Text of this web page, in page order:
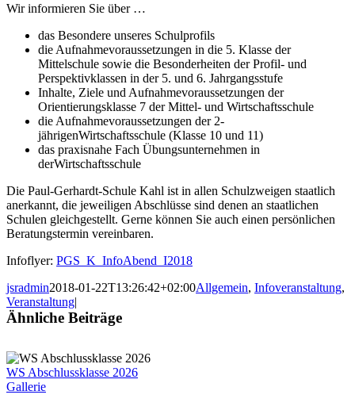
Wir informieren Sie über …
das Besondere unseres Schulprofils
die Aufnahmevoraussetzungen in die 5. Klasse der
Mittelschule sowie die Besonderheiten der Profil- und
Perspektivklassen in der 5. und 6. Jahrgangsstufe
Inhalte, Ziele und Aufnahmevoraussetzungen der
Orientierungsklasse 7 der Mittel- und Wirtschaftsschule
die Aufnahmevoraussetzungen der 2-
jährigenWirtschaftsschule (Klasse 10 und 11)
das praxisnahe Fach Übungsunternehmen in
derWirtschaftsschule
Die Paul-Gerhardt-Schule Kahl ist in allen Schulzweigen staatlich
anerkannt, die jeweiligen Abschlüsse sind denen an staatlichen
Schulen gleichgestellt. Gerne können Sie auch einen persönlichen
Beratungstermin vereinbaren.
Infoflyer: PGS_K_InfoAbend_I2018
jsradmin2018-01-22T13:26:42+02:00Allgemein, Infoveranstaltung,
Veranstaltung|
Ähnliche Beiträge
WS Abschlussklasse 2026
Gallerie